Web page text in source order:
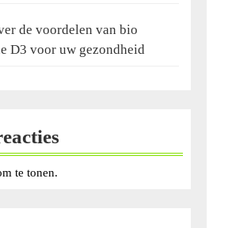
de voordelen van bio
D3 voor uw gezondheid
te tonen.